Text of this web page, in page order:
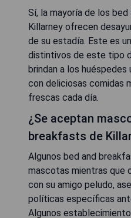
Sí, la mayoría de los
Killarney ofrecen
de su estadía. Este es
distintivos de este tipo
brindan a los huéspedes
con deliciosas comidas
frescas cada día.
¿Se aceptan
breakfasts de
Algunos bed and
mascotas mientras que
con su amigo peludo,
políticas específicas
Algunos